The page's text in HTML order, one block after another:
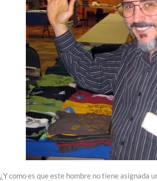
¿Y como es que este hombre no tiene asignada